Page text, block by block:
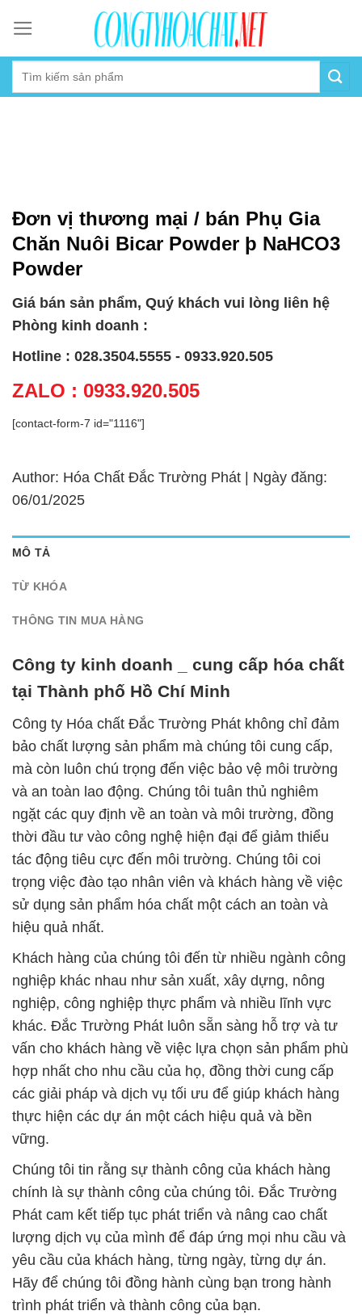
content
Đơn vị thương mại / bán Phụ Gia
Chăn Nuôi Bicar Powder þ NaHCO3
Powder
Giá bán sản phẩm, Quý khách vui lòng liên hệ
Phòng kinh doanh :
Hotline : 028.3504.5555 - 0933.920.505
ZALO : 0933.920.505
[contact-form-7 id="1116"]
Author: Hóa Chất Đắc Trường Phát | Ngày đăng:
06/01/2025
MÔ TẢ
TỪ KHÓA
THÔNG TIN MUA HÀNG
Công ty kinh doanh _ cung cấp hóa chất
tại Thành phố Hồ Chí Minh
Công ty Hóa chất Đắc Trường Phát không chỉ đảm
bảo chất lượng sản phẩm mà chúng tôi cung cấp,
mà còn luôn chú trọng đến việc bảo vệ môi trường
và an toàn lao động. Chúng tôi tuân thủ nghiêm
ngặt các quy định về an toàn và môi trường, đồng
thời đầu tư vào công nghệ hiện đại để giảm thiểu
tác động tiêu cực đến môi trường. Chúng tôi coi
trọng việc đào tạo nhân viên và khách hàng về việc
sử dụng sản phẩm hóa chất một cách an toàn và
hiệu quả nhất.
Khách hàng của chúng tôi đến từ nhiều ngành công
nghiệp khác nhau như sản xuất, xây dựng, nông
nghiệp, công nghiệp thực phẩm và nhiều lĩnh vực
khác. Đắc Trường Phát luôn sẵn sàng hỗ trợ và tư
vấn cho khách hàng về việc lựa chọn sản phẩm phù
hợp nhất cho nhu cầu của họ, đồng thời cung cấp
các giải pháp và dịch vụ tối ưu để giúp khách hàng
thực hiện các dự án một cách hiệu quả và bền
vững.
Chúng tôi tin rằng sự thành công của khách hàng
chính là sự thành công của chúng tôi. Đắc Trường
Phát cam kết tiếp tục phát triển và nâng cao chất
lượng dịch vụ của mình để đáp ứng mọi nhu cầu và
yêu cầu của khách hàng, từng ngày, từng dự án.
Hãy để chúng tôi đồng hành cùng bạn trong hành
trình phát triển và thành công của bạn.